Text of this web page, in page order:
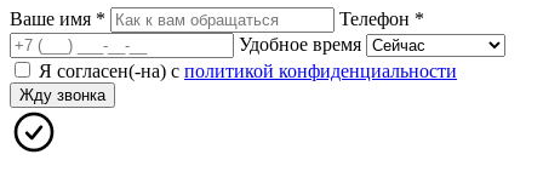
Ваше имя * Телефон *
Удобное время
Я согласен(-на) с политикой конфиденциальности
Жду звонка